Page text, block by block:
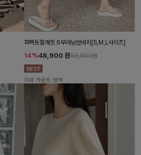
퍼펙트절개핏 6부데님반바지[S,M,L사이즈]
14%48,900 원56,800원
리뷰 카운트 영역